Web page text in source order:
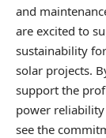
and
are excited to
sustainability
solar projects.
support the
power
see the